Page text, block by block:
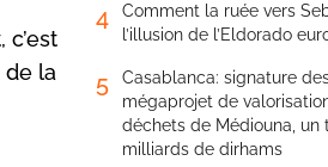
de la
4
Comment la ruée vers
l’illusion de l’Eldorado
5
Casablanca: signature
mégaprojet de
déchets de Médiouna, un
milliards de dirhams